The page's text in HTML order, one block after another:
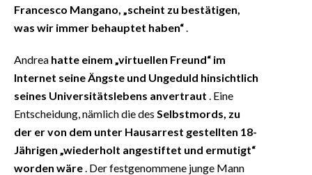
Francesco Mangano, „scheint zu bestätigen,
was wir immer behauptet haben“
Andrea hatte einem „virtuellen Freund“ im
Internet seine Ängste und Ungeduld hinsichtlich
seines Universitätslebens anvertraut . Eine
Entscheidung, nämlich die des Selbstmords, zu
der er von dem unter Hausarrest gestellten 18-
Jährigen „wiederholt angestiftet und ermutigt“
worden wäre . Der festgenommene junge Mann